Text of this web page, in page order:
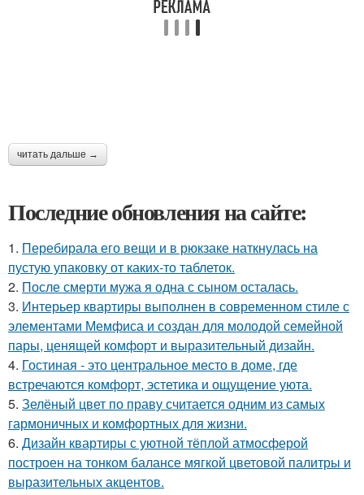
читать дальше →
Последние обновления на сайте:
1. Перебирала его вещи и в рюкзаке наткнулась на
пустую упаковку от каких-то таблеток.
2. После смерти мужа я одна с сыном осталась.
3. Интерьер квартиры выполнен в современном стиле с
элементами Мемфиса и создан для молодой семейной
пары, ценящей комфорт и выразительный дизайн.
4. Гостиная - это центральное место в доме, где
встречаются комфорт, эстетика и ощущение уюта.
5. Зелёный цвет по праву считается одним из самых
гармоничных и комфортных для жизни.
6. Дизайн квартиры с уютной тёплой атмосферой
построен на тонком балансе мягкой цветовой палитры и
выразительных акцентов.